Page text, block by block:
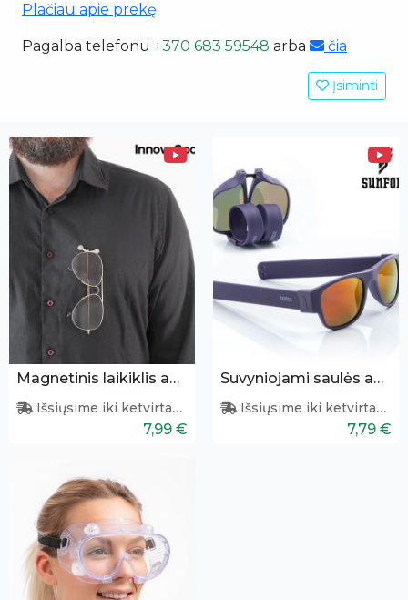
Plačiau apie prekę
Pagalba telefonu +370 683 59548 arba čia
Įsiminti
Magnetinis laikiklis akiniams
Išsiųsime iki ketvirtadienio
7,99 €
Suvyniojami saulės akiniai (violetiniai)
Išsiųsime iki ketvirtadienio
7,79 €